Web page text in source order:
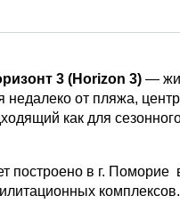
3 (Horizon 3) —
недалеко от пляжа,
как для
построено в г. Поморие
комплексов.